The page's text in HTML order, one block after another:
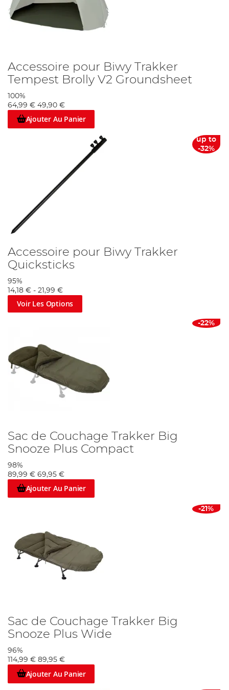
Accessoire pour Biwy Trakker
Tempest Brolly V2 Groundsheet
100%
64,99 € 49,90 €
Ajouter Au Panier
up to
-32%
Accessoire pour Biwy Trakker
Quicksticks
95%
14,18 € - 21,99 €
Voir Les Options
-22%
Sac de Couchage Trakker Big
Snooze Plus Compact
98%
89,99 € 69,95 €
Ajouter Au Panier
-21%
Sac de Couchage Trakker Big
Snooze Plus Wide
96%
114,99 € 89,95 €
Ajouter Au Panier